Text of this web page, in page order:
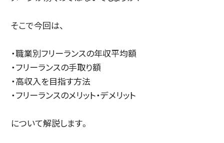
そこで今回は、
・職業別フリーランスの年収平均額
・フリーランスの手取り額
・高収入を目指す方法
・フリーランスのメリット・デメリット
について解説します。